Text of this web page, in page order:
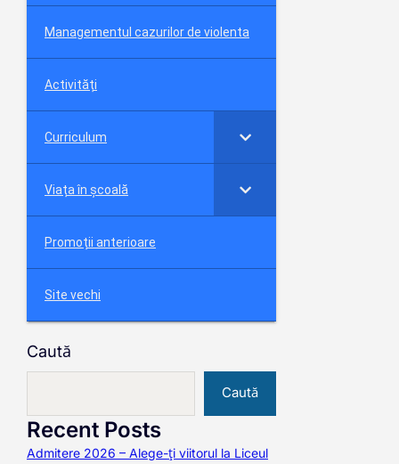
Managementul cazurilor de violenta
Activități
Curriculum
Viața în școală
Promoții anterioare
Site vechi
Caută
Caută
Recent Posts
Admitere 2026 – Alege-ți viitorul la Liceul